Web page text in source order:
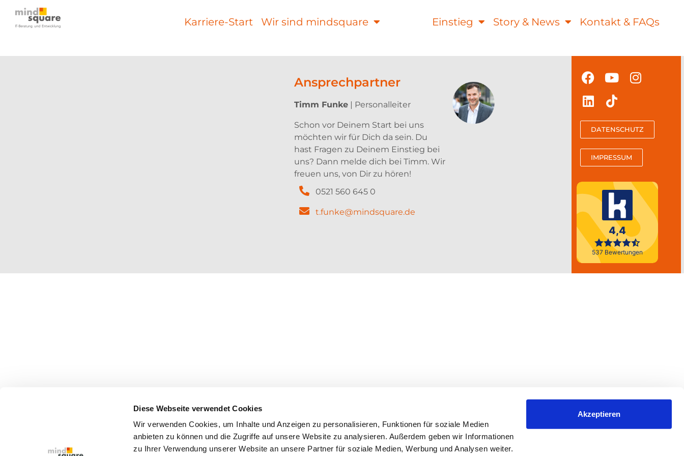
Diese Webseite verwendet Cookies
Wir verwenden Cookies, um Inhalte und Anzeigen zu personalisieren, Funktionen für soziale Medien
anbieten zu können und die Zugriffe auf unsere Website zu analysieren. Außerdem geben wir Informationen
zu Ihrer Verwendung unserer Website an unsere Partner für soziale Medien, Werbung und Analysen weiter.
Akzeptieren
Karriere-Start Wir sind mindsquare Einstieg Story & News Kontakt & FAQs
Ansprechpartner
Timm Funke| Personalleiter
Schon vor Deinem Start bei uns
möchten wir für Dich da sein. Du
hast Fragen zu Deinem Einstieg bei
uns? Dann melde dich bei Timm. Wir
freuen uns, von Dir zu hören!
0521 560 645 0
t.funke@mindsquare.de
DATENSCHUTZ
IMPRESSUM